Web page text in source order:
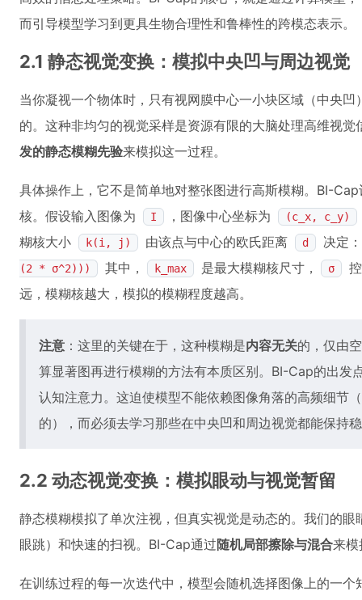
而引导模型学习到更具生物合理性和鲁棒性的跨模态表示。
2.1 静态视觉变换：模拟中央凹与周边视觉
当你凝视一个物体时，只有视网膜中心一小块区域（中央
的。这种非均匀的视觉采样是资源有限的大脑处理高维视
发的静态模糊先验来模拟这一过程。
具体操作上，它不是简单地对整张图进行高斯模糊。BI-
核。假设输入图像为
I ，图像中心坐标为 (c_x, c_y)
糊核大小
k(i, j) 由该点与中心的欧氏距离 d 决定
(2 * σ^2))) 其中， k_max 是最大模糊核尺寸， σ
远，模糊核越大，模拟的模糊程度越高。
注意 ：这里的关键在于，这种模糊是内容无关的，仅由
算显著图再进行模糊的方法有本质区别。BI-Cap的出发
认知注意力。这迫使模型不能依赖图像角落的高频细节
的），而必须去学习那些在中央凹和周边视觉都能保持
2.2 动态视觉变换：模拟眼动与视觉暂留
静态模糊模拟了单次注视，但真实视觉是动态的。我们的
眼跳）和快速的扫视。BI-Cap通过随机局部擦除与混合来模
在训练过程的每一次迭代中，模型会随机选择图像上的一